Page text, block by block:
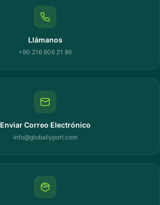
Llámanos
+90 216 606 21 86
Enviar Correo Electrónico
info@globallyport.com